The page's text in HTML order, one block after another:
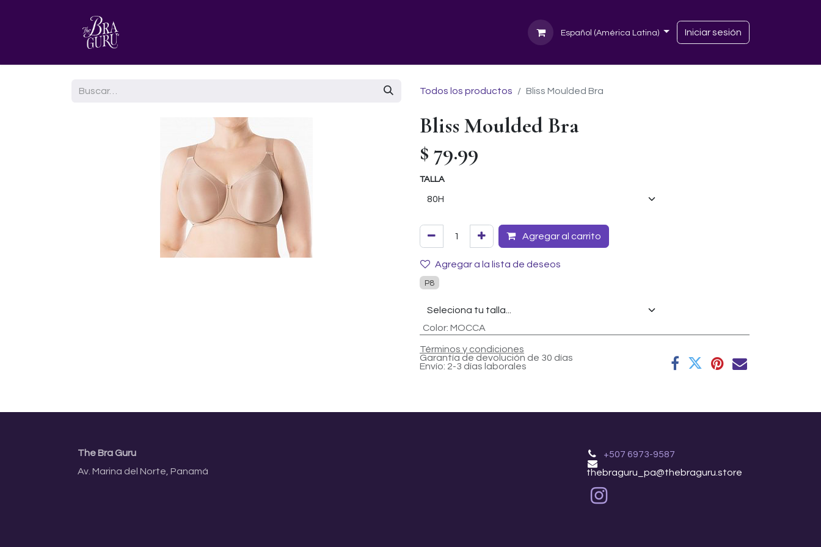
Español (América Latina) Iniciar sesión
Todos los productos Bliss Moulded Bra
Bliss Moulded Bra
$ 79.99
TALLA
Agregar al carrito
Agregar a la lista de deseos
P8
Color: MOCCA
Términos y condiciones
Garantía de devolución de 30 días
Envío: 2-3 días laborales
+507 6973-9587
thebraguru_pa@thebraguru.store
The Bra Guru
Av. Marina del Norte, Panamá